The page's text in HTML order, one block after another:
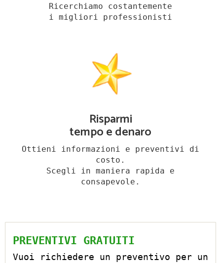
Ricerchiamo costantemente
i migliori professionisti
Risparmi
tempo e denaro
Ottieni informazioni e preventivi di
costo.
Scegli in maniera rapida e
consapevole.
PREVENTIVI GRATUITI
Vuoi richiedere un preventivo per un